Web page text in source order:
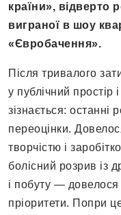
країни», відверто
виграної в шоу
«Євробачення».
Після тривалого
у публічний простір
зізнається: останні
переоцінки.
творчістю і
болісний розрив із
і побуту — довелося
пріоритети. Попри